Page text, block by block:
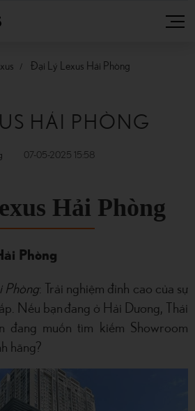
Đại Lý Lexus Hải Phòng
HẢI PHÒNG
07-05-2025 15:58
Hải Phòng
Phòng
Phòng: Trải nghiệm đỉnh cao của sự
Nếu bạn đang ở Hải Dương, Thái
đang muốn tìm kiếm Showroom
hãng?